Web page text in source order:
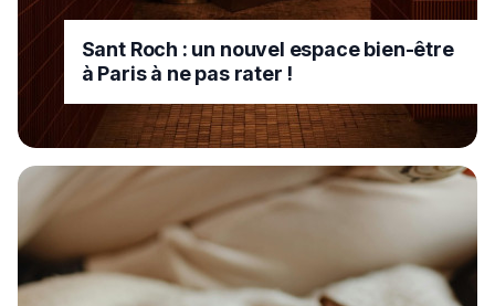
Sant Roch : un nouvel espace bien-être
à Paris à ne pas rater !